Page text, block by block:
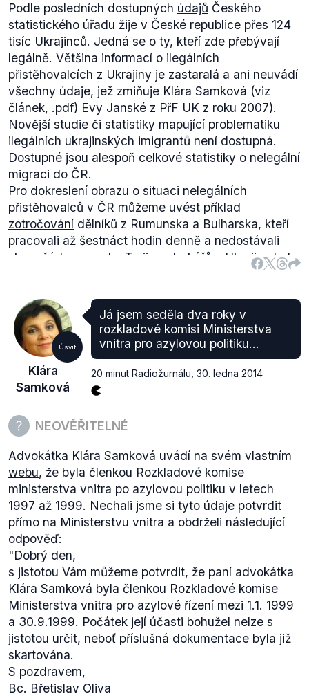
autor se odkazuje na knihuExceptional People: How
Migration Shaped Our World and Will Define Our
Future, která vyšla v roce 2011 v nakladatelství
Princeton University Press.
Zde ovšem rovněž dochází k dezineterpretaci
Samkovou, jelikož v publikaci se uvádí, že Evropa
bude muset otevřít své hranice více než 1,3
miliardám migrantům, ovšem aby udržela své
současné dependency ratio, tedy poměr mezi
produktivní pracovní silou a ekonomický
neaktivními. Nejedná se tedy o skutečnou predikci,
ale pouze hypotetický model.
Jiné studie s podobným závěrem se nám najít
nepodařilo, a i proto hodnotíme výrok jako
nepravdivý.
Podle posledních dostupných údajů Českého
statistického úřadu žije v České republice přes 124
tisíc Ukrajinců. Jedná se o ty, kteří zde přebývají
legálně. Většina informací o ilegálních
přistěhovalcích z Ukrajiny je zastaralá a ani neuvádí
všechny údaje, jež zmiňuje Klára Samková (viz
článek, .pdf) Evy Janské z PřF UK z roku 2007).
Novější studie či statistiky mapující problematiku
ilegálních ukrajinských imigrantů není dostupná.
Dostupné jsou alespoň celkové statistiky o nelegální
migraci do ČR.
Pro dokreslení obrazu o situaci nelegálních
přistěhovalců v ČR můžeme uvést příklad
zotročování dělníků z Rumunska a Bulharska, kteří
pracovali až šestnáct hodin denně a nedostávali
skoro žádnou mzdu. Trojice otrokářů z Ukrajiny byla
Úsvit
Klára
Samková
Já jsem seděla dva roky v
rozkladové komisi Ministerstva
vnitra pro azylovou politiku...
20 minut Radiožurnálu 30. ledna 2014
NEOVĚŘITELNÉ
Advokátka Klára Samková uvádí na svém vlastním
webu, že byla členkou Rozkladové komise
ministerstva vnitra po azylovou politiku v letech
1997 až 1999. Nechali jsme si tyto údaje potvrdit
přímo na Ministerstvu vnitra a obdrželi následující
odpověď:
"Dobrý den,
s jistotou Vám můžeme potvrdit, že paní advokátka
Klára Samková byla členkou Rozkladové komise
Ministerstva vnitra pro azylové řízení mezi 1.1. 1999
a 30.9.1999. Počátek její účasti bohužel nelze s
jistotou určit, neboť příslušná dokumentace byla již
skartována.
S pozdravem,
Bc. Břetislav Oliva